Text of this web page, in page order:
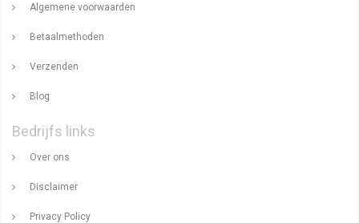
Algemene voorwaarden
Betaalmethoden
Verzenden
Blog
Bedrijfs links
Over ons
Disclaimer
Privacy Policy